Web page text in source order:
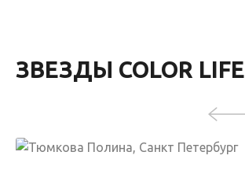
ЗВЕЗДЫ COLOR LIFE